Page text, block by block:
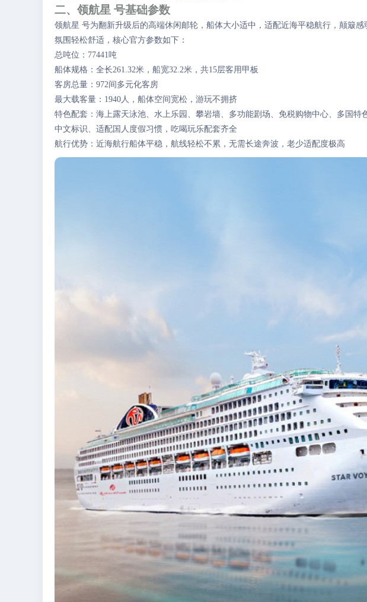
二、领航星 号基础参数
领航星 号为翻新升级后的高端休闲邮轮，船体大小适中，适配近海平稳航行，颠簸
氛围轻松舒适，核心官方参数如下：
总吨位：77441吨
船体规格：全长261.32米，船宽32.2米，共15层客用甲板
客房总量：972间多元化客房
最大载客量：1940人，船体空间宽松，游玩不拥挤
特色配套：海上露天泳池、水上乐园、攀岩墙、多功能剧场、免税购物中心、多国
中文标识、适配国人度假习惯，吃喝玩乐配套齐全
航行优势：近海航行船体平稳，航线轻松不累，无需长途奔波，老少适配度极高